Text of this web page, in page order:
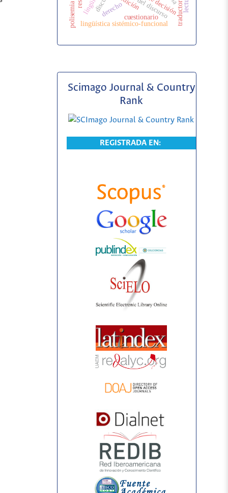
lingüística sistémico-funcional
derecho cuestionario
polisemia
Scimago Journal & Country
Rank
REGISTRADA EN: